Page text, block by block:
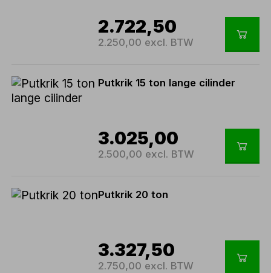
2.722,50
2.250,00 excl. BTW
Putkrik 15 ton lange cilinder
3.025,00
2.500,00 excl. BTW
Putkrik 20 ton
3.327,50
2.750,00 excl. BTW